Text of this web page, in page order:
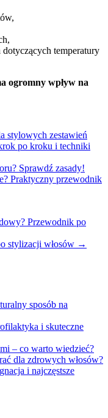
dotyczących temperatury
ogromny wpływ na
stylowych zestawień
po kroku i techniki
Sprawdź zasady!
Praktyczny przewodnik
Przewodnik po
stylizacji włosów →
sposób na
i skuteczne
– co warto wiedzieć?
dla zdrowych włosów?
i najczęstsze